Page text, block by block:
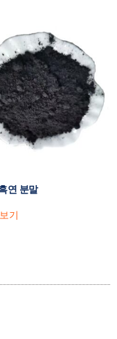
연 분말
기